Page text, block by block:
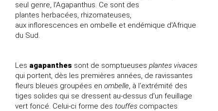
seul genre, l'Agapanthus. Ce sont des
plantes herbacées, rhizomateuses,
aux inflorescences en ombelle et endémique d'Afrique
du Sud.
Les agapanthes sont de somptueuses plantes vivaces
qui portent, dès les premières années, de ravissantes
fleurs bleues groupées en ombelle, à l'extrémité des
tiges solides qui se dressent au-dessus d'un feuillage
vert foncé. Celui-ci forme des touffes compactes